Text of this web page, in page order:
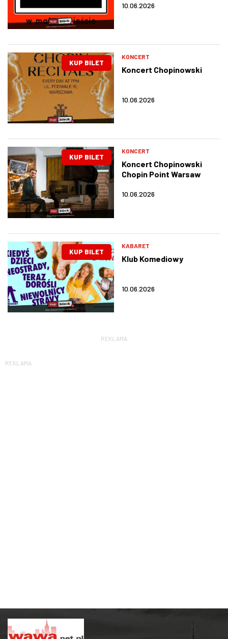
10.06.2026
KUP BILET
KONCERT
Koncert Chopinowski
10.06.2026
KUP BILET
KONCERT
Koncert Chopinowski
Chopin Point Warsaw
10.06.2026
KUP BILET
KABARET
Klub Komediowy
10.06.2026
REKLAMA
REKLAMA